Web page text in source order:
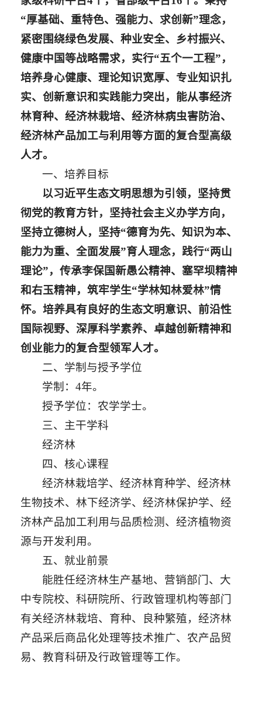
“厚基础、重特色、强能力、求创新”理念，
紧密围绕绿色发展、种业安全、乡村振兴、
健康中国等战略需求，实行“五个一工程”，
培养身心健康、理论知识宽厚、专业知识扎
实、创新意识和实践能力突出，能从事经济
林育种、经济林栽培、经济林病虫害防治、
经济林产品加工与利用等方面的复合型高级
人才。
一、培养目标
以习近平生态文明思想为引领，坚持贯
彻党的教育方针，坚持社会主义办学方向，
坚持立德树人，坚持“德育为先、知识为本、
能力为重、全面发展”育人理念，践行“两山
理论”，传承李保国新愚公精神、塞罕坝精神
和右玉精神，筑牢学生“学林知林爱林”情
怀。培养具有良好的生态文明意识、前沿性
国际视野、深厚科学素养、卓越创新精神和
创业能力的复合型领军人才。
二、学制与授予学位
学制：4年。
授予学位：农学学士。
三、主干学科
经济林
四、核心课程
经济林栽培学、经济林育种学、经济林
生物技术、林下经济学、经济林保护学、经
济林产品加工利用与品质检测、经济植物资
源与开发利用。
五、就业前景
能胜任经济林生产基地、营销部门、大
中专院校、科研院所、行政管理机构等部门
有关经济林栽培、育种、良种繁殖，经济林
产品采后商品化处理等技术推广、农产品贸
易、教育科研及行政管理等工作。